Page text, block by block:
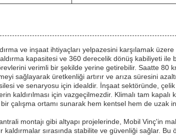
ve inşaat ihtiyaçları yelpazesini karşılamak
kapasitesi ve 360 derecelik dönüş kabiliyeti ile
verimli bir şekilde yerine getirebilir. Saatte 80
sağlayarak üretkenliği artırır ve arıza süresini
ve senaryosu için idealdir. İnşaat sektöründe,
kaldırılması için vazgeçilmezdir. Klimalı tam kapalı
çalışma ortamı sunarak hem kentsel hem de uzak
montajı gibi altyapı projelerinde, Mobil Vinç'in
sırasında stabilite ve güvenliği sağlar.